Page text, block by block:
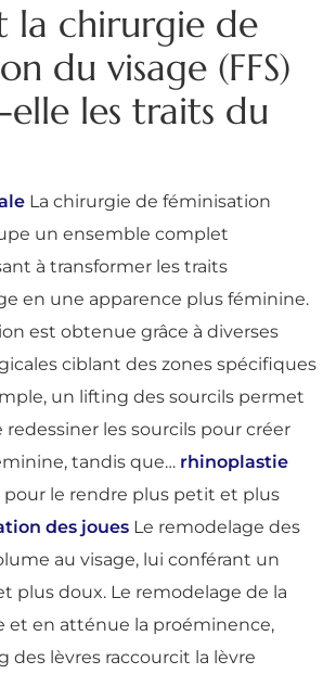
la chirurgie de
du visage (FFS)
les traits du
La chirurgie de féminisation
un ensemble complet
à transformer les traits
en une apparence plus féminine.
est obtenue grâce à diverses
ciblant des zones spécifiques
un lifting des sourcils permet
les sourcils pour créer
tandis que… rhinoplastie
pour le rendre plus petit et plus
des joues Le remodelage des
au visage, lui conférant un
plus doux. Le remodelage de la
et en atténue la proéminence,
des lèvres raccourcit la lèvre